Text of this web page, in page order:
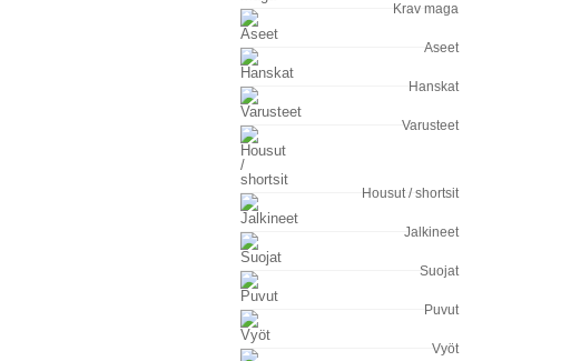
Krav maga
Aseet
Hanskat
Varusteet
Housut / shortsit
Jalkineet
Suojat
Puvut
Vyöt